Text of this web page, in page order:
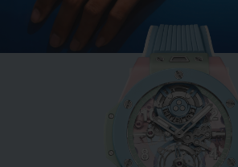
ビッグ・バン
ミントグリーンセラミック
EUR 15,200 •